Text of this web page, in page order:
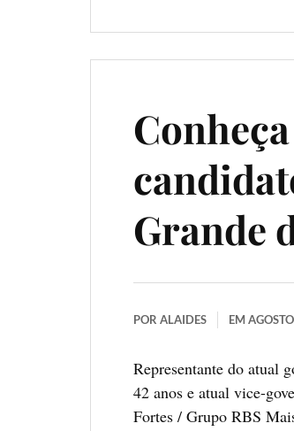
Grande
POR ALAIDES EM
Representante do atual
42 anos e atual vice-
Fortes / Grupo RBS